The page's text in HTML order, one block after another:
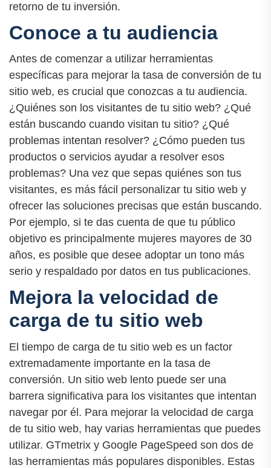
retorno de tu inversión.
Conoce a tu audiencia
Antes de comenzar a utilizar herramientas
específicas para mejorar la tasa de conversión de tu
sitio web, es crucial que conozcas a tu audiencia.
¿Quiénes son los visitantes de tu sitio web? ¿Qué
están buscando cuando visitan tu sitio? ¿Qué
problemas intentan resolver? ¿Cómo pueden tus
productos o servicios ayudar a resolver esos
problemas? Una vez que sepas quiénes son tus
visitantes, es más fácil personalizar tu sitio web y
ofrecer las soluciones precisas que están buscando.
Por ejemplo, si te das cuenta de que tu público
objetivo es principalmente mujeres mayores de 30
años, es posible que desee adoptar un tono más
serio y respaldado por datos en tus publicaciones.
Mejora la velocidad de
carga de tu sitio web
El tiempo de carga de tu sitio web es un factor
extremadamente importante en la tasa de
conversión. Un sitio web lento puede ser una
barrera significativa para los visitantes que intentan
navegar por él. Para mejorar la velocidad de carga
de tu sitio web, hay varias herramientas que puedes
utilizar. GTmetrix y Google PageSpeed son dos de
las herramientas más populares disponibles. Estas